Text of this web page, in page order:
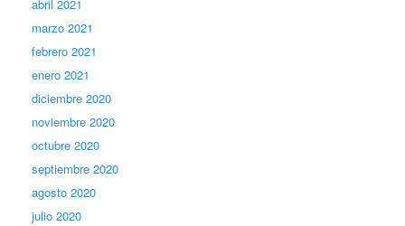
abril 2021
marzo 2021
febrero 2021
enero 2021
diciembre 2020
noviembre 2020
octubre 2020
septiembre 2020
agosto 2020
julio 2020